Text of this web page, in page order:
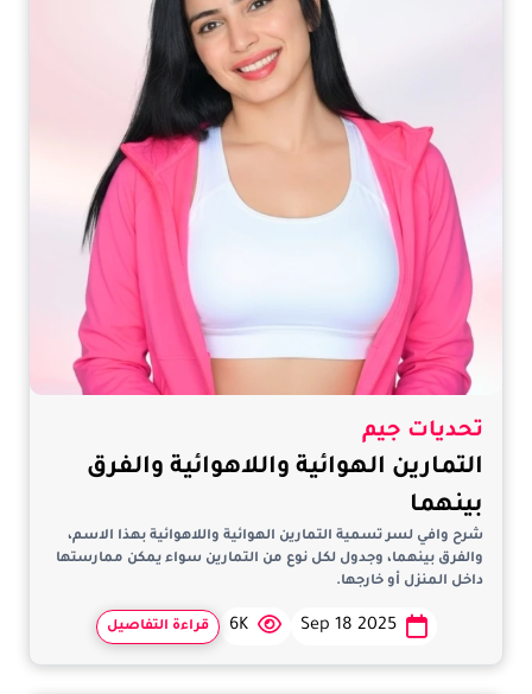
تحديات جيم
التمارين الهوائية واللاهوائية والفرق
بينهما
شرح وافي لسر تسمية التمارين الهوائية واللاهوائية بهذا الاسم،
والفرق بينهما، وجدول لكل نوع من التمارين سواء يمكن ممارستها
داخل المنزل أو خارجها.
Sep 18 2025
6K قراءة التفاصيل